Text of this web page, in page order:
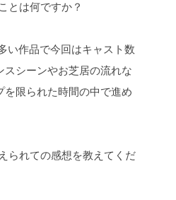
とは何ですか？
い作品で今回はキャスト数
スシーンやお芝居の流れな
を限られた時間の中で進め
られての感想を教えてくだ